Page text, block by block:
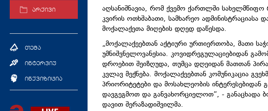
არქივი
თემა
ინტერვიუ
ინქვიზიცია
აღსანიშნავია, რომ ქვემო ქართლში სახელმწიფო
კვირის ოთხშაბათი, სამხარეო
მოქალაქეთა მიღების დღედ დაწესდა.
„მოქალაქეებთან აქტიური ურთიერთობა, მათი
უმნიშვნელოვანესია. კოვიდრეგულაციებიდან
დროებით შეიზღუდა, თუმცა დღეიდან მათთან
კვლავ მექნება. მოქალაქეებთან კომუნიკაცია
პრიორიტეტები და მოსახლეობის ინტერესებიდან
დავგეგმოთ და განვახორციელოთ“, - განაცხადა
დავით შერაზადიშვილმა.